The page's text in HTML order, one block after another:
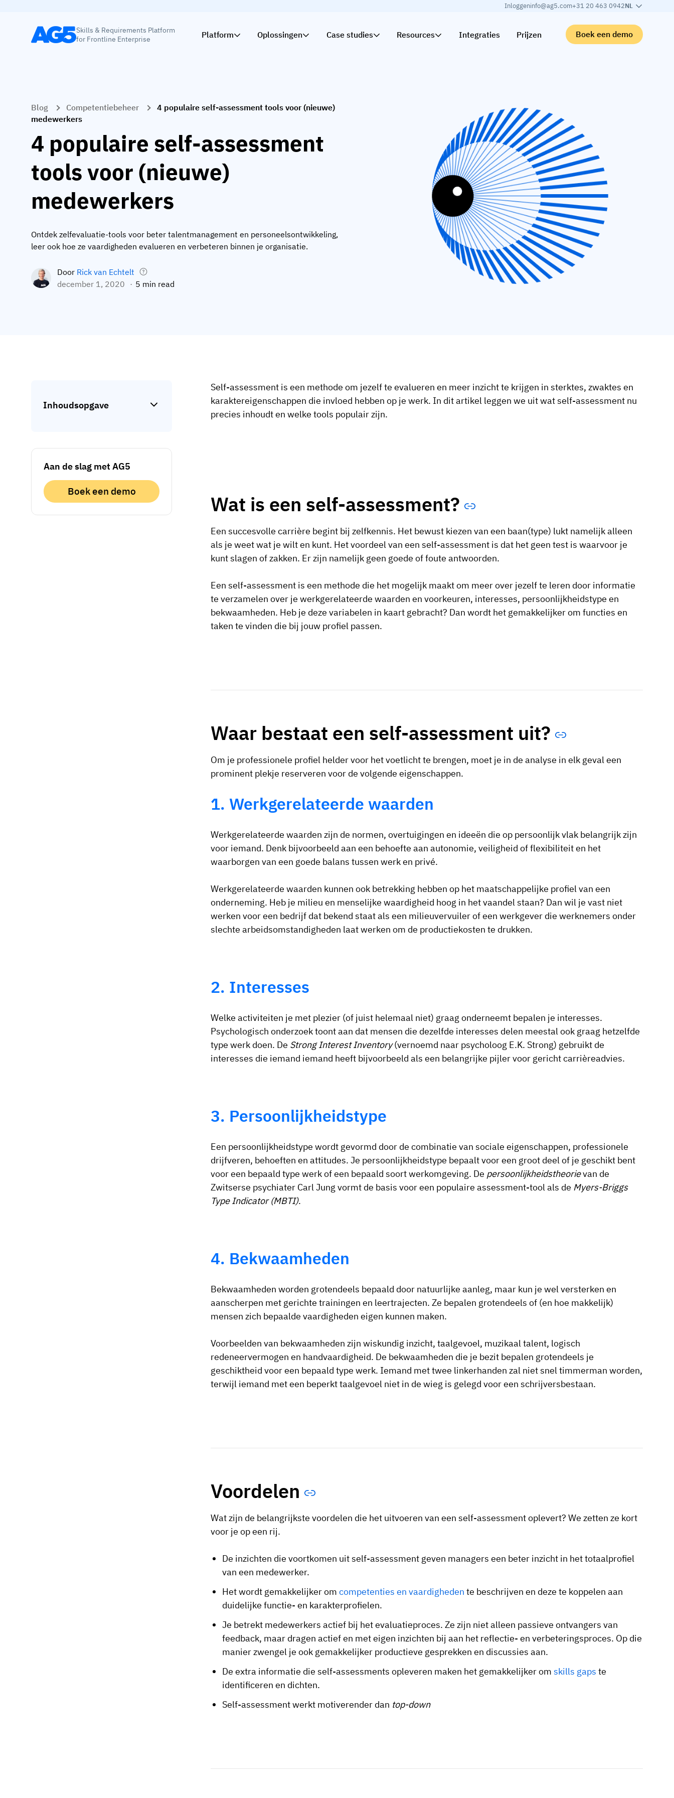
Inloggeninfo@ag5.com+31 20 463 0942NL
Skills & Requirements Platform
for Frontline Enterprise
Platform Oplossingen Case studies Resources Integraties Prijzen Boek een demo
Blog Competentiebeheer
4 populaire self-assessment tools voor (nieuwe)
medewerkers
4 populaire self-assessment
tools voor (nieuwe)
medewerkers
Ontdek zelfevaluatie-tools voor beter talentmanagement en personeelsontwikkeling,
leer ook hoe ze vaardigheden evalueren en verbeteren binnen je organisatie.
Door Rick van Echtelt
december 1, 2020
5 min read
Inhoudsopgave
Aan de slag met AG5
Boek een demo
Self-assessment is een methode om jezelf te evalueren en meer inzicht te krijgen in sterktes, zwaktes en
karaktereigenschappen die invloed hebben op je werk. In dit artikel leggen we uit wat self-assessment nu
precies inhoudt en welke tools populair zijn.
Wat is een self-assessment?
Een succesvolle carrière begint bij zelfkennis. Het bewust kiezen van een baan(type) lukt namelijk alleen
als je weet wat je wilt en kunt. Het voordeel van een self-assessment is dat het geen test is waarvoor je
kunt slagen of zakken. Er zijn namelijk geen goede of foute antwoorden.
Een self-assessment is een methode die het mogelijk maakt om meer over jezelf te leren door informatie
te verzamelen over je werkgerelateerde waarden en voorkeuren, interesses, persoonlijkheidstype en
bekwaamheden. Heb je deze variabelen in kaart gebracht? Dan wordt het gemakkelijker om functies en
taken te vinden die bij jouw profiel passen.
Waar bestaat een self-assessment uit?
Om je professionele profiel helder voor het voetlicht te brengen, moet je in de analyse in elk geval een
prominent plekje reserveren voor de volgende eigenschappen.
1. Werkgerelateerde waarden
Werkgerelateerde waarden zijn de normen, overtuigingen en ideeën die op persoonlijk vlak belangrijk zijn
voor iemand. Denk bijvoorbeeld aan een behoefte aan autonomie, veiligheid of flexibiliteit en het
waarborgen van een goede balans tussen werk en privé.
Werkgerelateerde waarden kunnen ook betrekking hebben op het maatschappelijke profiel van een
onderneming. Heb je milieu en menselijke waardigheid hoog in het vaandel staan? Dan wil je vast niet
werken voor een bedrijf dat bekend staat als een milieuvervuiler of een werkgever die werknemers onder
slechte arbeidsomstandigheden laat werken om de productiekosten te drukken.
2. Interesses
Welke activiteiten je met plezier (of juist helemaal niet) graag onderneemt bepalen je interesses.
Psychologisch onderzoek toont aan dat mensen die dezelfde interesses delen meestal ook graag hetzelfde
type werk doen. De Strong Interest Inventory(vernoemd naar psycholoog E.K. Strong) gebruikt de
interesses die iemand iemand heeft bijvoorbeeld als een belangrijke pijler voor gericht carrièreadvies.
3. Persoonlijkheidstype
Een persoonlijkheidstype wordt gevormd door de combinatie van sociale eigenschappen, professionele
drijfveren, behoeften en attitudes. Je persoonlijkheidstype bepaalt voor een groot deel of je geschikt bent
voor een bepaald type werk of een bepaald soort werkomgeving. De persoonlijkheidstheorievan de
Zwitserse psychiater Carl Jung vormt de basis voor een populaire assessment-tool als de Myers-Briggs
Type Indicator (MBTI).
4. Bekwaamheden
Bekwaamheden worden grotendeels bepaald door natuurlijke aanleg, maar kun je wel versterken en
aanscherpen met gerichte trainingen en leertrajecten. Ze bepalen grotendeels of (en hoe makkelijk)
mensen zich bepaalde vaardigheden eigen kunnen maken.
Voorbeelden van bekwaamheden zijn wiskundig inzicht, taalgevoel, muzikaal talent, logisch
redeneervermogen en handvaardigheid. De bekwaamheden die je bezit bepalen grotendeels je
geschiktheid voor een bepaald type werk. Iemand met twee linkerhanden zal niet snel timmerman worden,
terwijl iemand met een beperkt taalgevoel niet in de wieg is gelegd voor een schrijversbestaan.
Voordelen
Wat zijn de belangrijkste voordelen die het uitvoeren van een self-assessment oplevert? We zetten ze kort
voor je op een rij.
De inzichten die voortkomen uit self-assessment geven managers een beter inzicht in het totaalprofiel
van een medewerker.
Het wordt gemakkelijker om competenties en vaardigheden te beschrijven en deze te koppelen aan
duidelijke functie- en karakterprofielen.
Je betrekt medewerkers actief bij het evaluatieproces. Ze zijn niet alleen passieve ontvangers van
feedback, maar dragen actief en met eigen inzichten bij aan het reflectie- en verbeteringsproces. Op die
manier zwengel je ook gemakkelijker productieve gesprekken en discussies aan.
De extra informatie die self-assessments opleveren maken het gemakkelijker om skills gaps te
identificeren en dichten.
Self-assessment werkt motiverender dan top-down